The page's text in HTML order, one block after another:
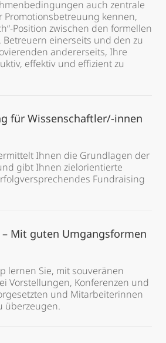
auch zentrale
Promotionsbetreuung kennen,
Position zwischen den formellen
Betreuern einerseits und den zu
andererseits, Ihre
effektiv und effizient zu
für Wissenschaftler/-innen
Ihnen die Grundlagen der
gibt Ihnen zielorientierte
Fundraising
– Mit guten Umgangsformen
lernen Sie, mit souveränen
Vorstellungen, Konferenzen und
und Mitarbeiterinnen
überzeugen.